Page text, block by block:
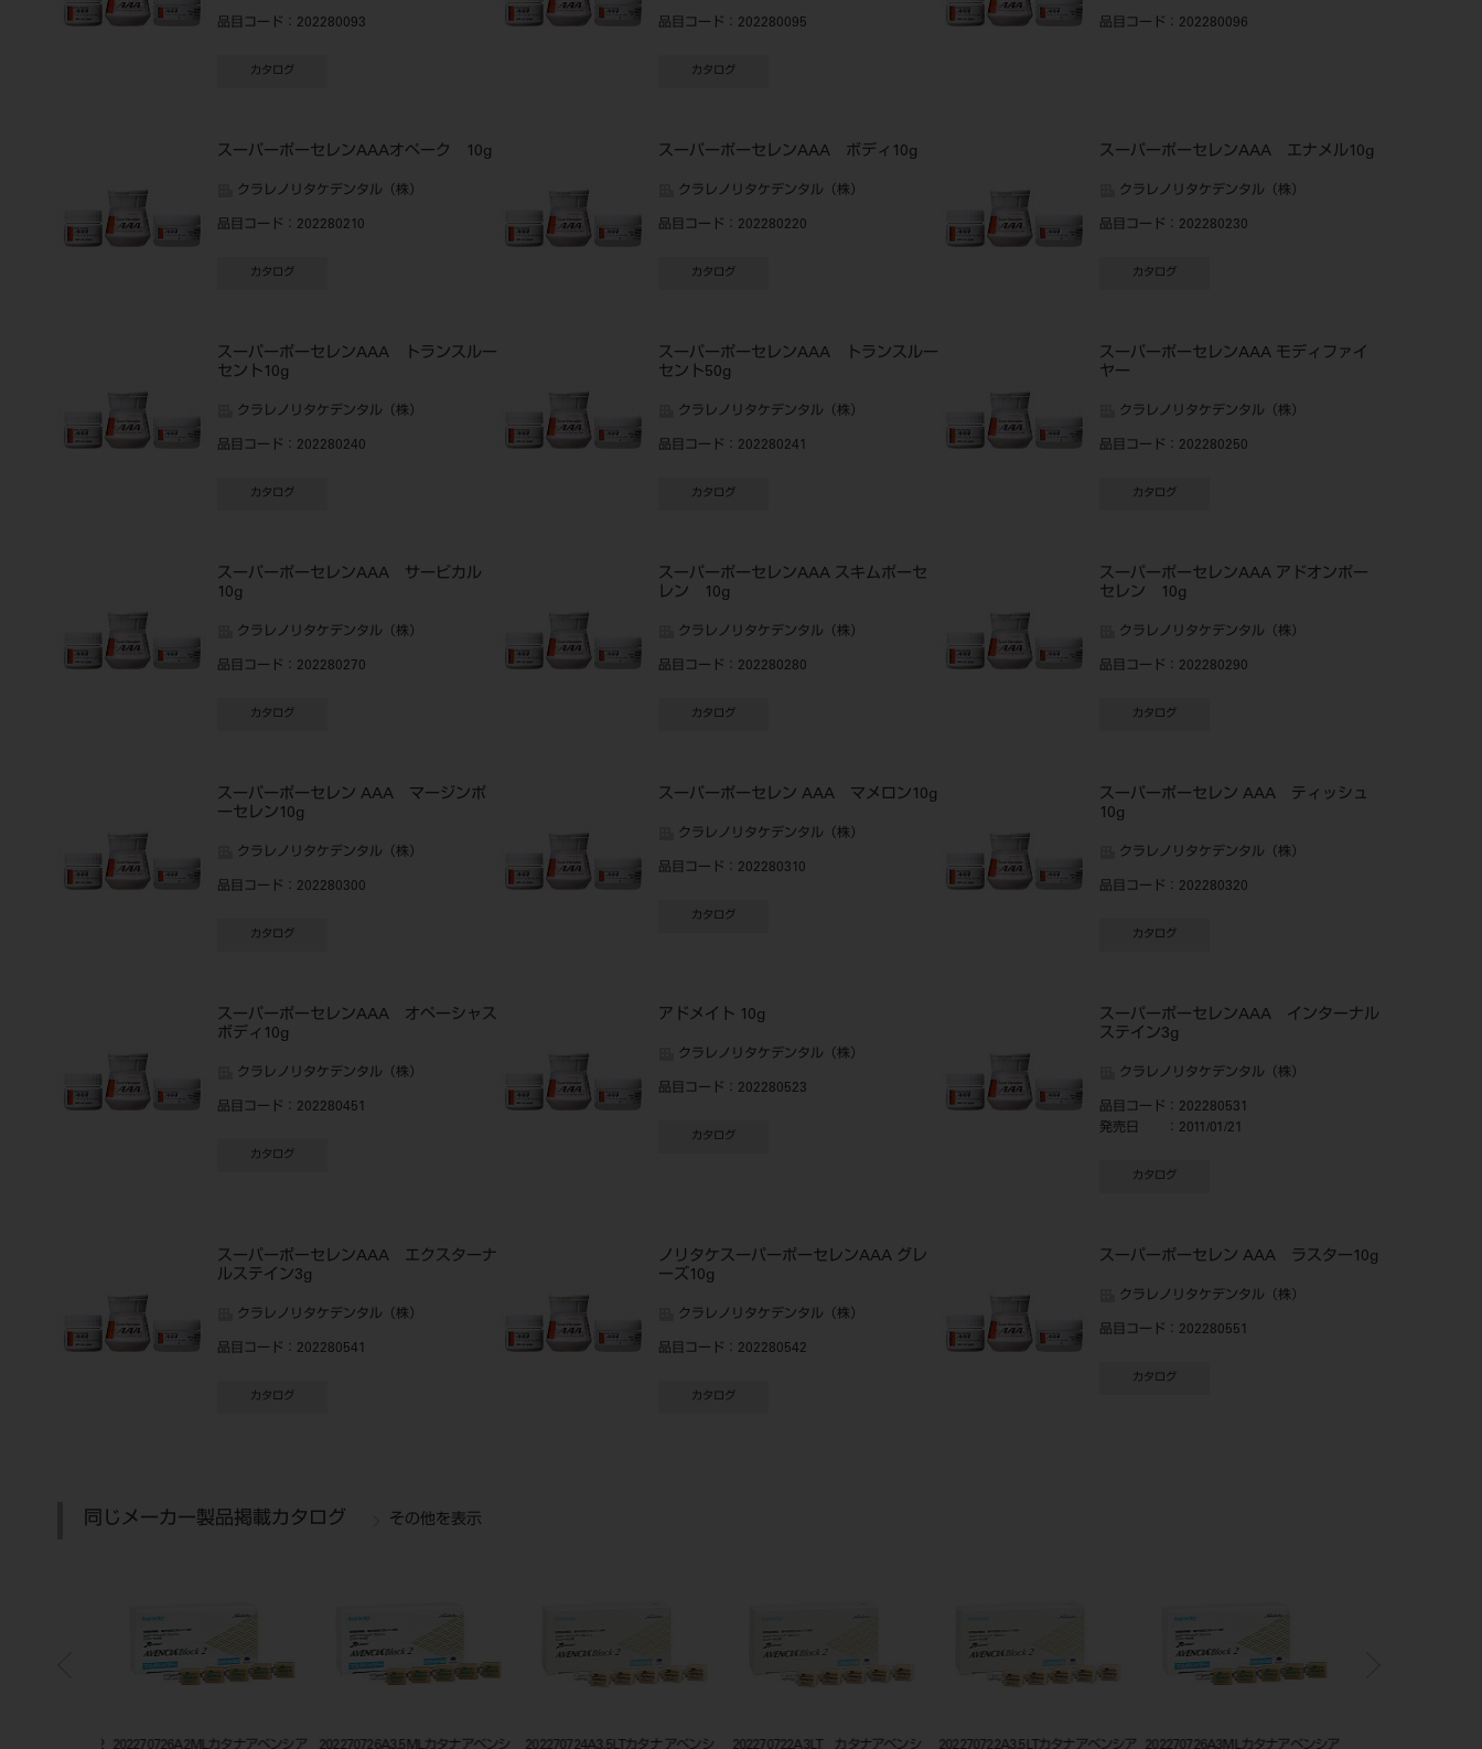
品目コード ：202280093
カタログ
品目コード ：202280095
カタログ
品目コード ：202280096
スーパーポーセレンAAAオペーク 10g
クラレノリタケデンタル（株）
品目コード ：202280210
カタログ
スーパーポーセレンAAA ボディ10g
クラレノリタケデンタル（株）
品目コード ：202280220
カタログ
スーパーポーセレンAAA エナメル10g
クラレノリタケデンタル（株）
品目コード ：202280230
カタログ
スーパーポーセレンAAA トランスルー
セント10g
クラレノリタケデンタル（株）
品目コード ：202280240
カタログ
スーパーポーセレンAAA トランスルー
セント50g
クラレノリタケデンタル（株）
品目コード ：202280241
カタログ
スーパーポーセレンAAA モディファイ
ヤー
クラレノリタケデンタル（株）
品目コード ：202280250
カタログ
スーパーポーセレンAAA サービカル
10g
クラレノリタケデンタル（株）
品目コード ：202280270
カタログ
スーパーポーセレンAAA スキムポーセ
レン 10g
クラレノリタケデンタル（株）
品目コード ：202280280
カタログ
スーパーポーセレンAAA アドオンポー
セレン 10g
クラレノリタケデンタル（株）
品目コード ：202280290
カタログ
スーパーポーセレン AAA マージンポ
ーセレン10g
クラレノリタケデンタル（株）
品目コード ：202280300
カタログ
スーパーポーセレン AAA マメロン10g
クラレノリタケデンタル（株）
品目コード ：202280310
カタログ
スーパーポーセレン AAA ティッシュ
10g
クラレノリタケデンタル（株）
品目コード ：202280320
カタログ
スーパーポーセレンAAA オペーシャス
ボディ10g
クラレノリタケデンタル（株）
品目コード ：202280451
カタログ
アドメイト 10g
クラレノリタケデンタル（株）
品目コード ：202280523
カタログ
スーパーポーセレンAAA インターナル
ステイン3g
クラレノリタケデンタル（株）
品目コード ：202280531
発売日
：2011/01/21
カタログ
スーパーポーセレンAAA エクスターナ
ルステイン3g
クラレノリタケデンタル（株）
品目コード ：202280541
カタログ
ノリタケスーパーポーセレンAAA グレ
ーズ10g
クラレノリタケデンタル（株）
品目コード ：202280542
カタログ
スーパーポーセレン AAA ラスター10g
クラレノリタケデンタル（株）
品目コード ：202280551
カタログ
同じメーカー製品掲載カタログ その他を表示
202270726A2MLカタナアベンシア 202270726A3.5MLカタナアベンシ 202270724A3.5LTカタナ アベンシ 202270722A3LT カタナアベンシ 202270722A3.5LTカタナアベンシア 202270726A3MLカタナアベンシア